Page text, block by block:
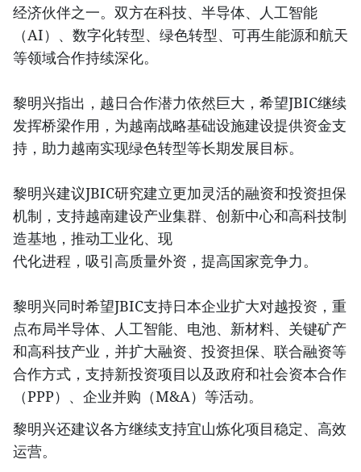
经济伙伴之一。双方在科技、半导体、人工智能
（AI）、数字化转型、绿色转型、可再生能源和航天
等领域合作持续深化。
黎明兴指出，越日合作潜力依然巨大，希望JBIC继续
发挥桥梁作用，为越南战略基础设施建设提供资金支
持，助力越南实现绿色转型等长期发展目标。
黎明兴建议JBIC研究建立更加灵活的融资和投资担保
机制，支持越南建设产业集群、创新中心和高科技制
造基地，推动工业化、现
代化进程，吸引高质量外资，提高国家竞争力。
黎明兴同时希望JBIC支持日本企业扩大对越投资，重
点布局半导体、人工智能、电池、新材料、关键矿产
和高科技产业，并扩大融资、投资担保、联合融资等
合作方式，支持新投资项目以及政府和社会资本合作
（PPP）、企业并购（M&A）等活动。
黎明兴还建议各方继续支持宜山炼化项目稳定、高效
运营。